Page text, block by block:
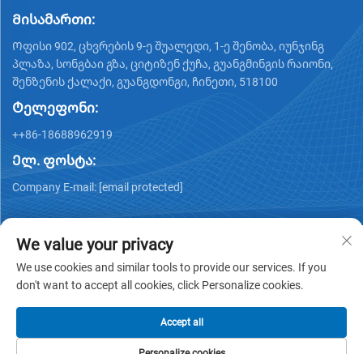
Მისამართი:
Ოფისი 902, ცხვრების 9-ე შუალედი, 1-ე შენობა, იუნჯინგ
პლაზა, სონგბაი გზა, ციტიზენ ქუჩა, გუანგმინგის რაიონი,
შენზენის ქალაქი, გუანგდონგი, ჩინეთი, 518100
Ტელეფონი:
++86-18688962919
Ელ. ფოსტა:
Company E-mail: [email protected]
Კონფიდენციალურობის პოლიტიკა
We value your privacy
We use cookies and similar tools to provide our services. If you
don't want to accept all cookies, click Personalize cookies.
Accept all